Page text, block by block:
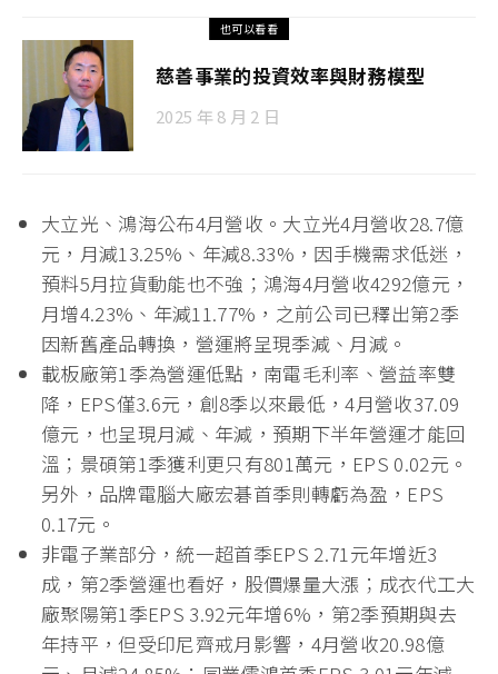
也可以看看
慈善事業的投資效率與財務模型
2025 年 8 月 2 日
大立光、鴻海公布4月營收。大立光4月營收28.7億
元，月減13.25%、年減8.33%，因手機需求低迷，
預料5月拉貨動能也不強；鴻海4月營收4292億元，
月增4.23%、年減11.77%，之前公司已釋出第2季
因新舊產品轉換，營運將呈現季減、月減。
載板廠第1季為營運低點，南電毛利率、營益率雙
降，EPS僅3.6元，創8季以來最低，4月營收37.09
億元，也呈現月減、年減，預期下半年營運才能回
溫；景碩第1季獲利更只有801萬元，EPS 0.02元。
另外，品牌電腦大廠宏碁首季則轉虧為盈，EPS
0.17元。
非電子業部分，統一超首季EPS 2.71元年增近3
成，第2季營運也看好，股價爆量大漲；成衣代工大
廠聚陽第1季EPS 3.92元年增6%，第2季預期與去
年持平，但受印尼齊戒月影響，4月營收20.98億